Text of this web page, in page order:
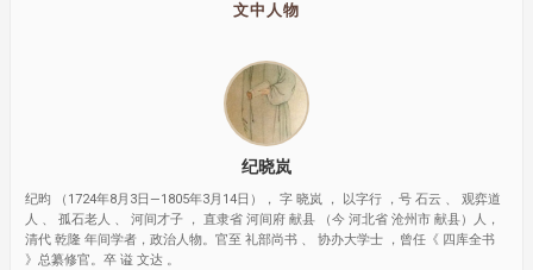
文中人物
纪晓岚
纪昀 （1724年8月3日—1805年3月14日）， 字 晓岚 ， 以字行 ，号 石云 、 观弈道
人 、 孤石老人 、 河间才子 ， 直隶省 河间府 献县 （今 河北省 沧州市 献县）人，
清代 乾隆 年间学者，政治人物。官至 礼部尚书 、 协办大学士 ，曾任《 四库全书
》总纂修官。卒 谥 文达 。